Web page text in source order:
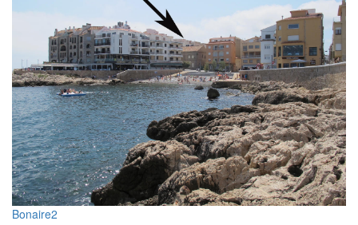
Bonaire2